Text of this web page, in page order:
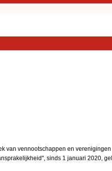
van vennootschappen en
sinds 1 januari 2020,